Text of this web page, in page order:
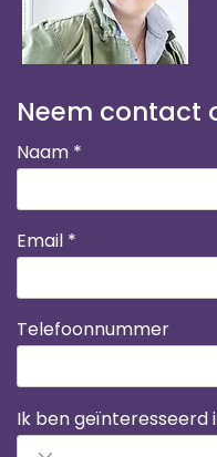
Neem contact
Naam
Email
Telefoonnummer
Ik ben geïnteresseerd